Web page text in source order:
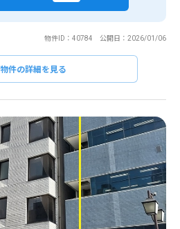
物件ID：40784 公開日：2026/01/06
件の詳細を見る